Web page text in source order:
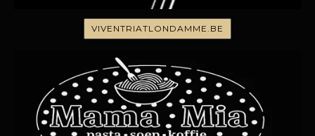
VIVENTRIATLONDAMME.BE